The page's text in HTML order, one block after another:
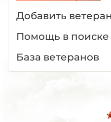
Добавить
Помощь в поиске
База ветеранов